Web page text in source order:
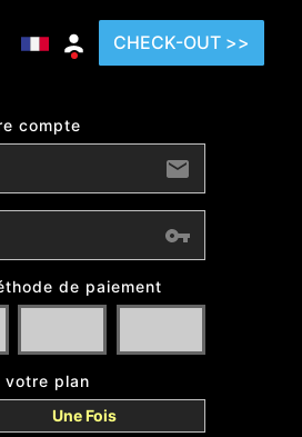
CHECK-OUT >>
compte
de paiement
votre plan
Une Fois